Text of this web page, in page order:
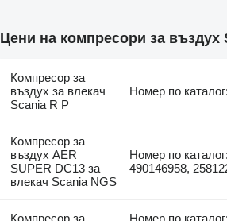
Цени на компресори за въздух
Компресор за
въздух за влекач
Scania R P
Номер по
Компресор за
въздух AER
SUPER DC13 за
влекач Scania NGS
Номер по
490146958,
Компресор за Номер по